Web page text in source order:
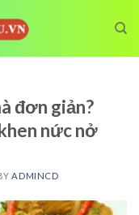
đơn giản?
nức nở
ADMINCD